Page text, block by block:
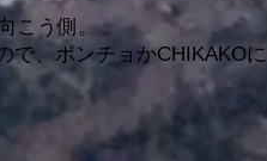
こう側。
で、ポンチョかCHIKAKOに